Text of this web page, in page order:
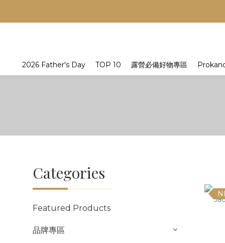
2026 Father's Day TOP 10 露營必備好物專區
Categories
Featured Products
品牌專區